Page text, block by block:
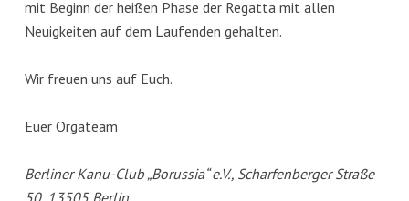
mit Beginn der heißen Phase der Regatta mit allen
Neuigkeiten auf dem Laufenden gehalten.
Wir freuen uns auf Euch.
Euer Orgateam
Berliner Kanu-Club „Borussia“ e.V., Scharfenberger Straße
50, 13505 Berlin